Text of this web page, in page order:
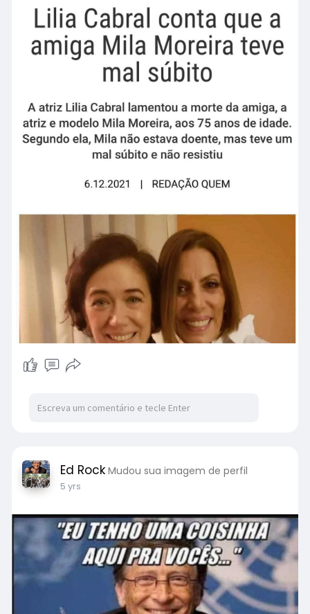
Ed Rock Mudou sua imagem de perfil
5 yrs